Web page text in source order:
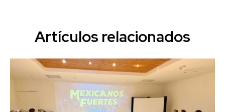
Artículos relacionados